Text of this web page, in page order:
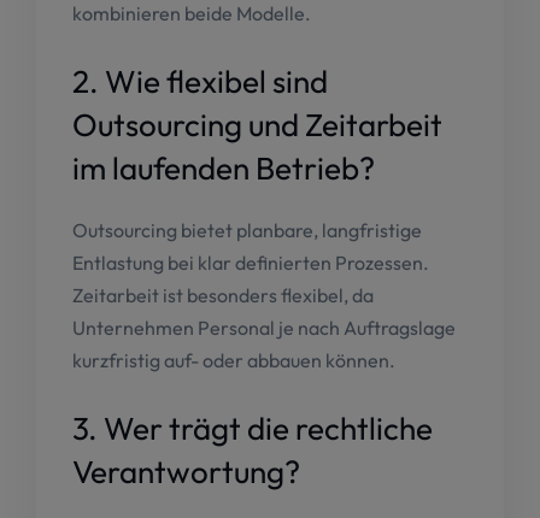
kombinieren beide Modelle.
2. Wie flexibel sind
Outsourcing und Zeitarbeit
im laufenden Betrieb?
Outsourcing bietet planbare, langfristige
Entlastung bei klar definierten Prozessen.
Zeitarbeit ist besonders flexibel, da
Unternehmen Personal je nach Auftragslage
kurzfristig auf- oder abbauen können.
3. Wer trägt die rechtliche
Verantwortung?